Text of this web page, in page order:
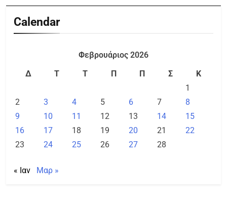
Calendar
Φεβρουάριος 2026
Δ
Τ Τ Π Π Σ
Κ
1
2
3 4 5 6 7
8
9
10 11 12 13 14
15
16
17 18 19 20 21
22
23
24 25 26 27 28
« Ιαν Μαρ »